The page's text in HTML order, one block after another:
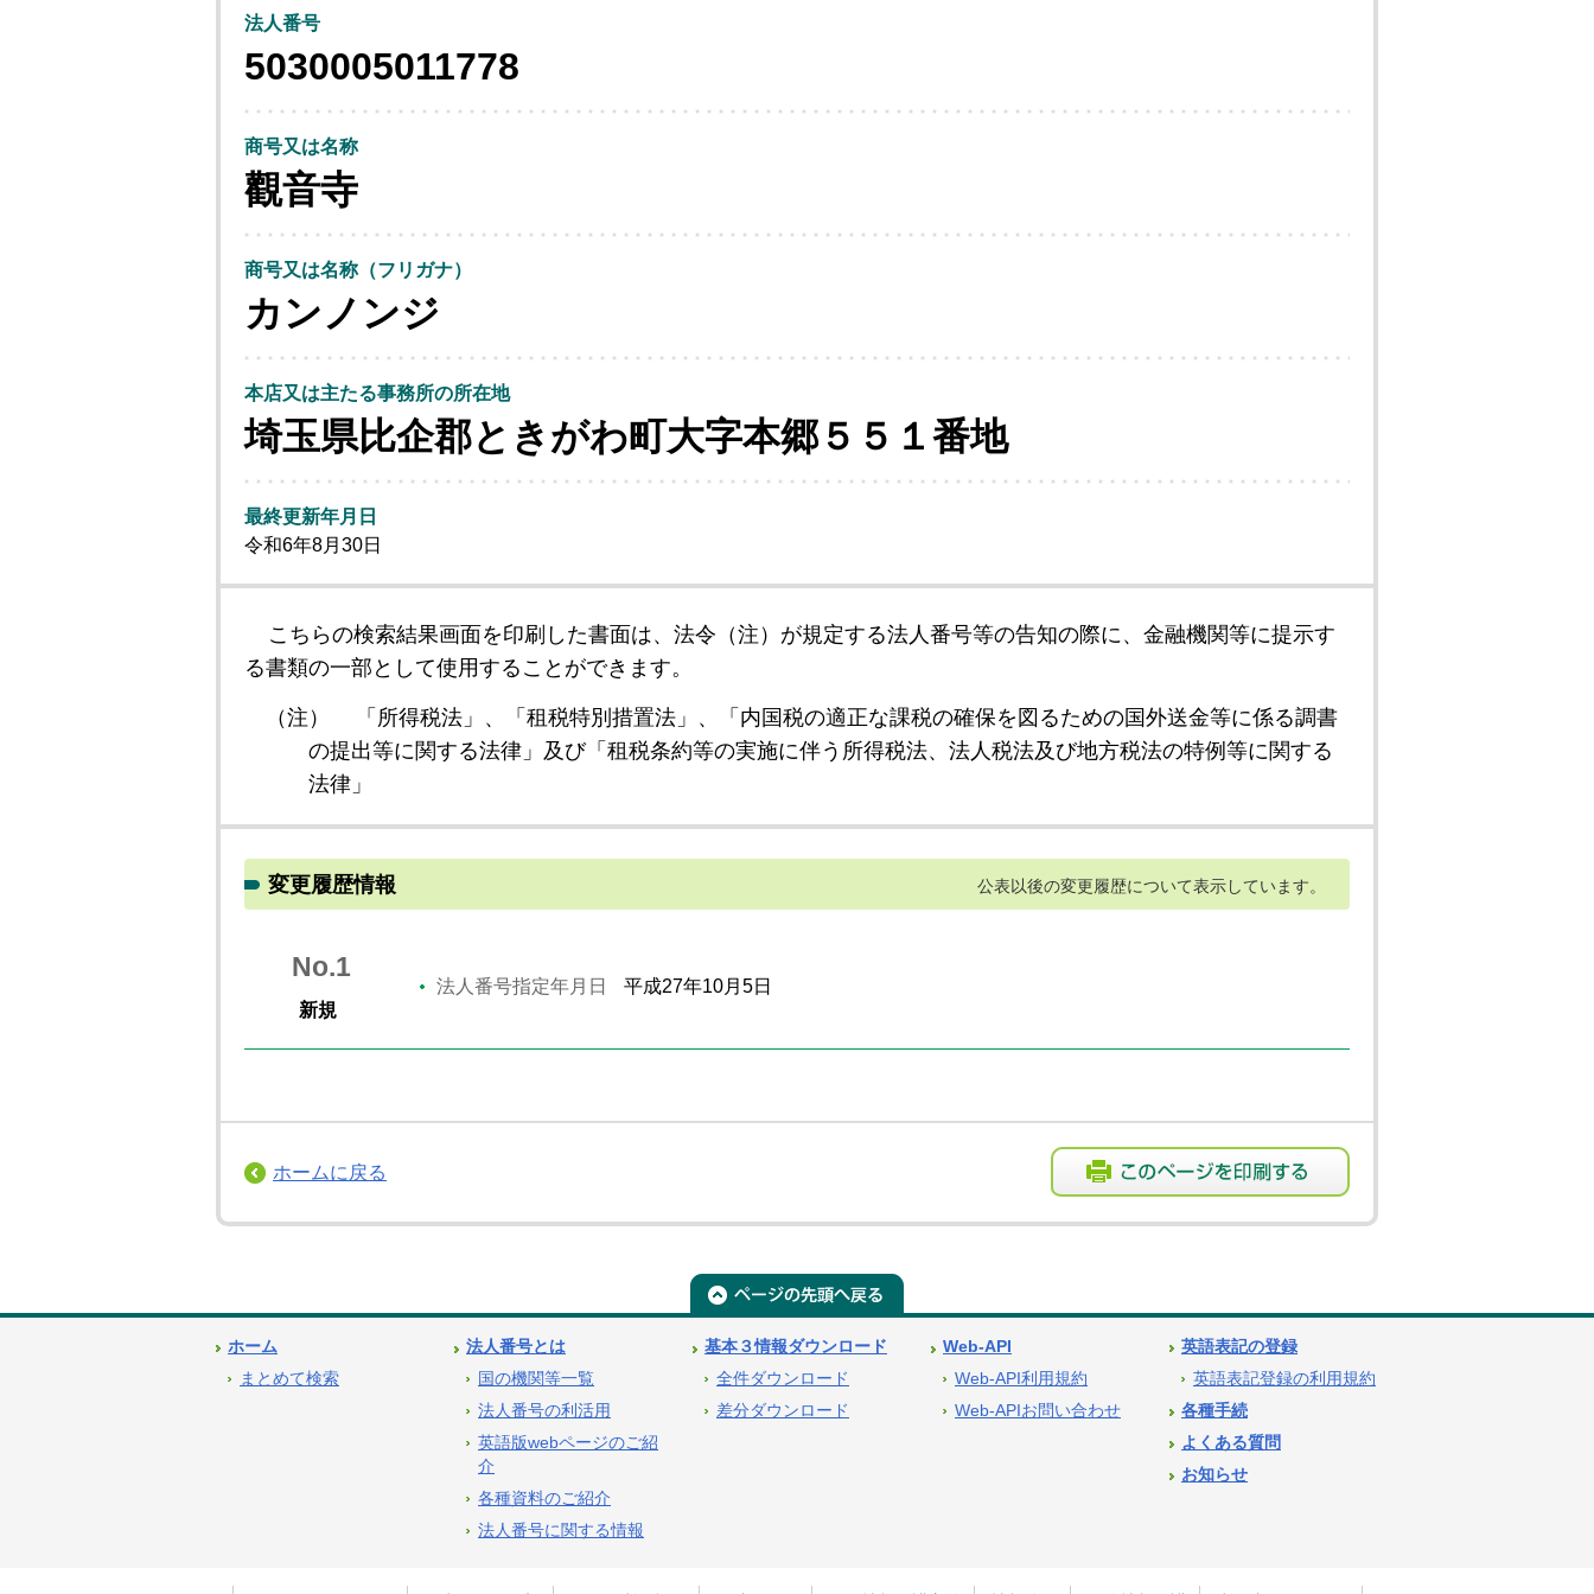
法人番号
5030005011778
商号又は名称
觀音寺
商号又は名称（フリガナ）
カンノンジ
本店又は主たる事務所の所在地
埼玉県比企郡ときがわ町大字本郷５５１番地
最終更新年月日
令和6年8月30日
こちらの検索結果画面を印刷した書面は、法令（注）が規定する法人番号等の告知の際に、金融機関等に提示す
る書類の一部として使用することができます。
（注）
「所得税法」、「租税特別措置法」、「内国税の適正な課税の確保を図るための国外送金等に係る調書
の提出等に関する法律」及び「租税条約等の実施に伴う所得税法、法人税法及び地方税法の特例等に関する
法律」
変更履歴情報 公表以後の変更履歴について表示しています。
No.1
新規
法人番号指定年月日 平成27年10月5日
ホームに戻る
ホーム
まとめて検索
法人番号とは
国の機関等一覧
法人番号の利活用
英語版webページのご紹
介
各種資料のご紹介
法人番号に関する情報
基本３情報ダウンロード
全件ダウンロード
差分ダウンロード
Web-API
Web-API利用規約
Web-APIお問い合わせ
英語表記の登録
英語表記登録の利用規約
各種手続
よくある質問
お知らせ